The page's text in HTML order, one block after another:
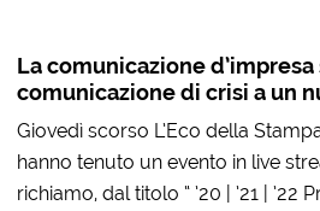
La comunicazione
comunicazione di crisi a un
Giovedì scorso L’Eco della
hanno tenuto un evento in live
richiamo, dal titolo “ ’20 | ’21 |